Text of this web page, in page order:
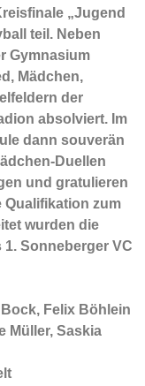
„Jugend
teil. Neben
Gymnasium
Mädchen,
der
absolviert. Im
dann souverän
Duellen
und gratulieren
Qualifikation zum
wurden die
Sonneberger VC
Felix Böhlein
Müller, Saskia